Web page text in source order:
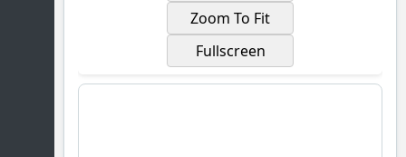
Zoom To Fit
Fullscreen